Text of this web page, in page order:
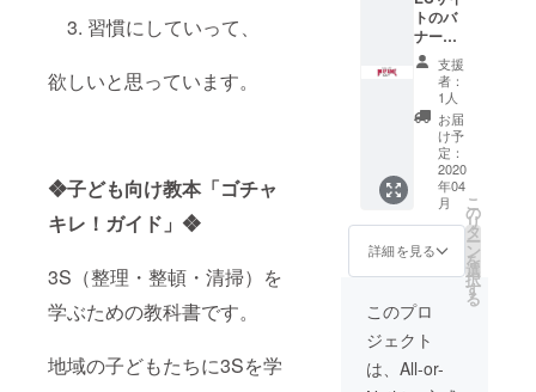
3. 習慣にしていって、
欲しいと思っています。
❖子ども向け教本「ゴチャ
キレ！ガイド」❖
3S（整理・整頓・清掃）を
学ぶための教科書です。
地域の子どもたちに3Sを学
ンク、
グリー
ン、黄
色 6色
の中か
らお選
びいた
だけま
す。備
考欄
に、希
望の色
入くだ
さい。
につい
ても、
ご相談
に応じ
れるよ
様】 上
面用
シー
ト：
42cm×
32cm
厚さ
1cm 底
面用
シー
ト：
42cm×
32cm
色：
レー、
青、ピ
ンク、
思い出
に残る
工場見
学で
す。
オー
ダーメ
イドで
自分の
ために
機械が
動いて
いる姿
ださ
い。で
きあ
がった
姿絵
トのバ
ナー広
告を掲
載する
権利で
す。中
小企業
さま向
けで
す。 引
出し整
頓ツー
ル「ゴ
チャキ
レ！
シー
ト」を
オー
ダーメ
イドで
支援
者：
1人
お届
け予
定：
2020
年04
月
詳細を見る
こ
の
リ
タ
ー
ン
を
選
択
す
る
このプロ
ジェクト
は、All-or-